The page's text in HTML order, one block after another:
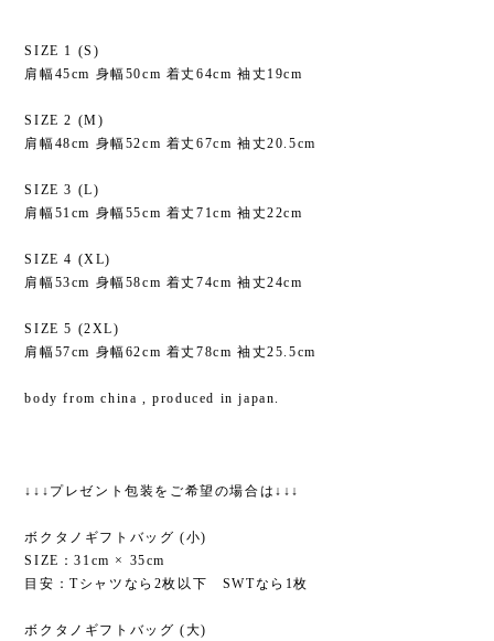
SIZE 1 (S)
肩幅45cm 身幅50cm 着丈64cm 袖丈19cm
SIZE 2 (M)
肩幅48cm 身幅52cm 着丈67cm 袖丈20.5cm
SIZE 3 (L)
肩幅51cm 身幅55cm 着丈71cm 袖丈22cm
SIZE 4 (XL)
肩幅53cm 身幅58cm 着丈74cm 袖丈24cm
SIZE 5 (2XL)
肩幅57cm 身幅62cm 着丈78cm 袖丈25.5cm
body from china , produced in japan.
↓↓↓プレゼント包装をご希望の場合は↓↓↓
ボクタノギフトバッグ (小)
SIZE：31cm × 35cm
目安：Tシャツなら2枚以下 SWTなら1枚
ボクタノギフトバッグ (大)